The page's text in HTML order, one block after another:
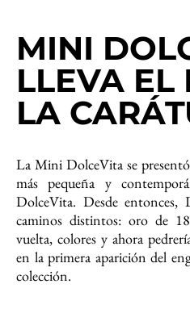
MINI
LLEVA EL
LA
La Mini DolceVita se
más pequeña y
DolceVita. Desde
caminos distintos: oro de
vuelta, colores y ahora
en la primera aparición del
colección.